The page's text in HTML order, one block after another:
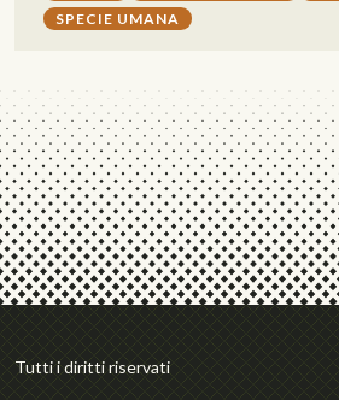
SPECIE UMANA
Tutti i diritti riservati